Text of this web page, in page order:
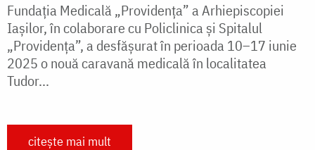
Fundația Medicală „Providența” a Arhiepiscopiei
Iașilor, în colaborare cu Policlinica și Spitalul
„Providența”, a desfășurat în perioada 10–17 iunie
2025 o nouă caravană medicală în localitatea
Tudor...
citește mai mult